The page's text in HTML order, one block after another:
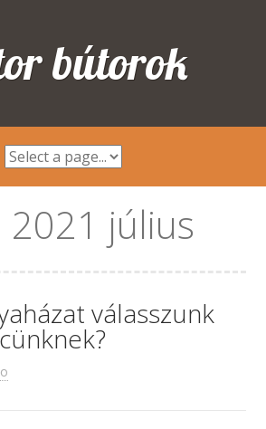
bútorok
2021 július
válasszunk